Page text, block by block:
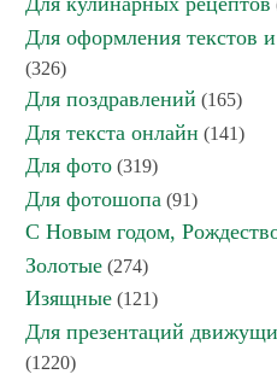
Для оформления текстов
(326)
Для поздравлений (165)
Для текста онлайн (141)
Для фото (319)
Для фотошопа (91)
С Новым годом,
Золотые (274)
Изящные (121)
Для презентаций
(1220)